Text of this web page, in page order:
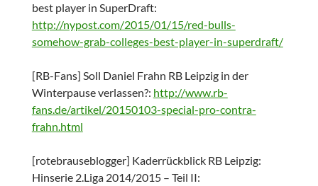
best player in SuperDraft:
http://nypost.com/2015/01/15/red-bulls-
somehow-grab-colleges-best-player-in-superdraft/
[RB-Fans] Soll Daniel Frahn RB Leipzig in der
Winterpause verlassen?: http://www.rb-
fans.de/artikel/20150103-special-pro-contra-
frahn.html
[rotebrauseblogger] Kaderrückblick RB Leipzig:
Hinserie 2.Liga 2014/2015 – Teil II: